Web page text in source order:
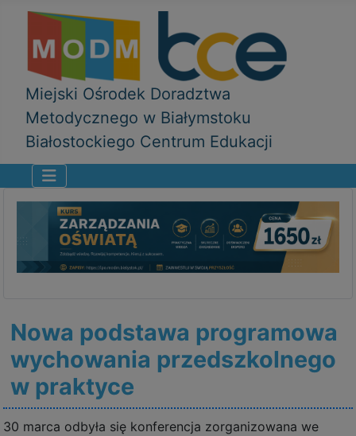
Miejski Ośrodek Doradztwa
Metodycznego w Białymstoku
Białostockiego Centrum Edukacji
Nowa podstawa programowa
wychowania przedszkolnego
w praktyce
30 marca odbyła się konferencja zorganizowana we